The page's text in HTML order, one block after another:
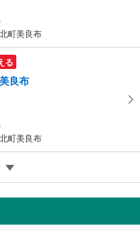
町美良布
る
良布
町美良布
町
山田町